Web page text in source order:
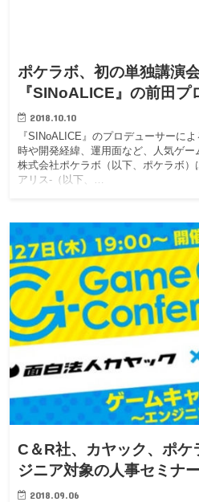
ポケラボ、初の単独講演
『SINoALICE』の前田
2018.10.10
『SINoALICE』のプロデューサーに
時や開発経緯、運用面など、人気ゲー
株式会社ポケラボ（以下、ポケラボ
アリス-（以下、…
C＆R社、カヤック、ポケ
ジニア対象の人事セミナー
2018.09.06